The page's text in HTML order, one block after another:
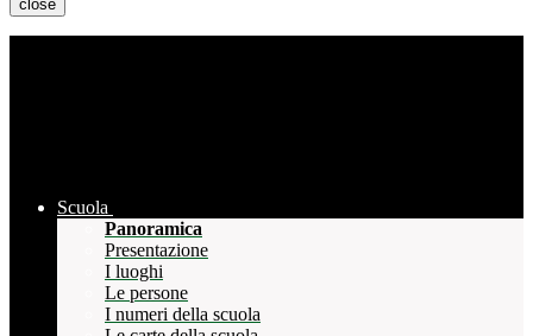
close
Scuola
Panoramica
Presentazione
I luoghi
Le persone
I numeri della scuola